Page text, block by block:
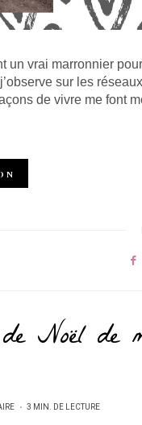
un vrai marronnier
sur les
de vivre me font
Noël
3 MIN. DE LECTURE